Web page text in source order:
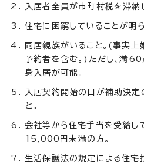
入居者全員が市町村税を滞納
住宅に困窮していることが明ら
同居親族がいること。(事実上
予約者を含む。)ただし、満
身入居が可能。
入居契約開始の日が補助決
と。
会社等から住宅手当を受給し
15,000円未満の方。
生活保護法の規定による住宅